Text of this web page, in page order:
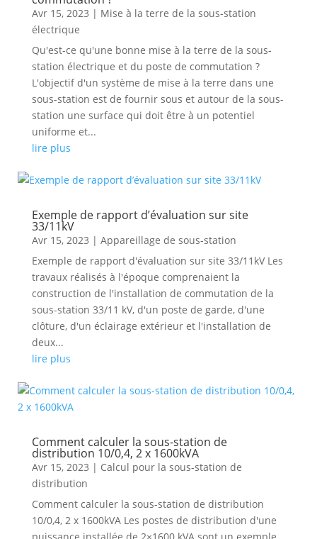
Avr 15, 2023 | Mise à la terre de la sous-station
électrique
Qu'est-ce qu'une bonne mise à la terre de la sous-
station électrique et du poste de commutation ?
L'objectif d'un système de mise à la terre dans une
sous-station est de fournir sous et autour de la sous-
station une surface qui doit être à un potentiel
uniforme et...
lire plus
Exemple de rapport d’évaluation sur site
33/11kV
Avr 15, 2023 | Appareillage de sous-station
Exemple de rapport d'évaluation sur site 33/11kV Les
travaux réalisés à l'époque comprenaient la
construction de l'installation de commutation de la
sous-station 33/11 kV, d'un poste de garde, d'une
clôture, d'un éclairage extérieur et l'installation de
deux...
lire plus
Comment calculer la sous-station de
distribution 10/0,4, 2 x 1600kVA
Avr 15, 2023 | Calcul pour la sous-station de
distribution
Comment calculer la sous-station de distribution
10/0,4, 2 x 1600kVA Les postes de distribution d'une